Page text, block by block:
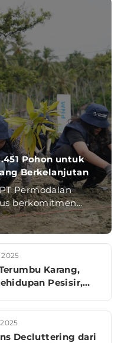
Pohon untuk
Berkelanjutan
Permodalan
berkomitmen...
2025
Karang,
Pesisir,
Lingkungan.
Decluttering dari